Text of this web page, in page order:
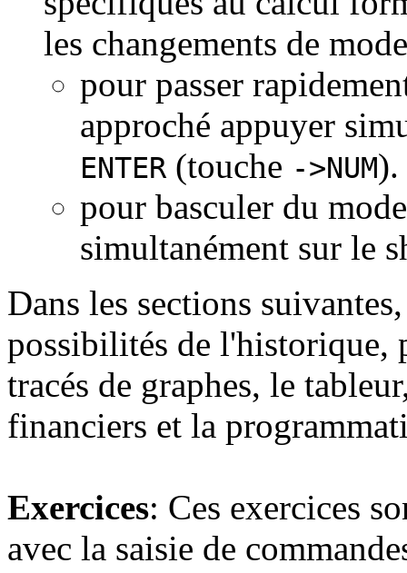
les changements de
pour passer
approché appuyer
ENTER (touche ->NUM).
pour basculer du
simultanément sur le
Dans les sections
possibilités de l'historique,
tracés de graphes, le
financiers et la
Exercices: Ces exercices
avec la saisie de